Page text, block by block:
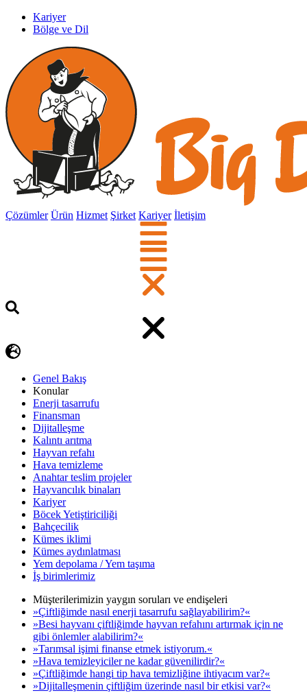
Kariyer
Bölge ve Dil
Çözümler Ürün Hizmet Şirket Kariyer İletişim
Genel Bakış
Konular
Enerji tasarrufu
Finansman
Dijitalleşme
Kalıntı arıtma
Hayvan refahı
Hava temizleme
Anahtar teslim projeler
Hayvancılık binaları
Kariyer
Böcek Yetiştiriciliği
Bahçecilik
Kümes iklimi
Kümes aydınlatması
Yem depolama / Yem taşıma
İş birimlerimiz
Müşterilerimizin yaygın soruları ve endişeleri
»Çiftliğimde nasıl enerji tasarrufu sağlayabilirim?«
»Besi hayvanı çiftliğimde hayvan refahını artırmak için ne
gibi önlemler alabilirim?«
»Tarımsal işimi finanse etmek istiyorum.«
»Hava temizleyiciler ne kadar güvenilirdir?«
»Çiftliğimde hangi tip hava temizliğine ihtiyacım var?«
»Dijitalleşmenin çiftliğim üzerinde nasıl bir etkisi var?«